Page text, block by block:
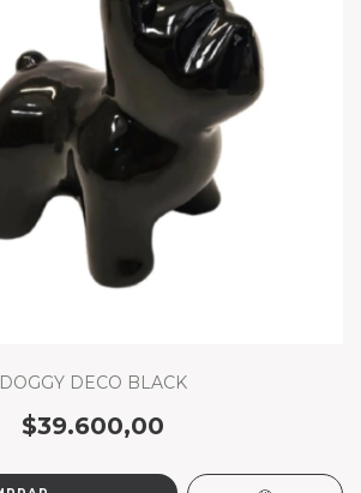
DOGGY DECO BLACK
$39.600,00